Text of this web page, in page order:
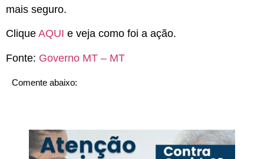
mais seguro.
Clique AQUI e veja como foi a ação.
Fonte: Governo MT – MT
Comente abaixo: